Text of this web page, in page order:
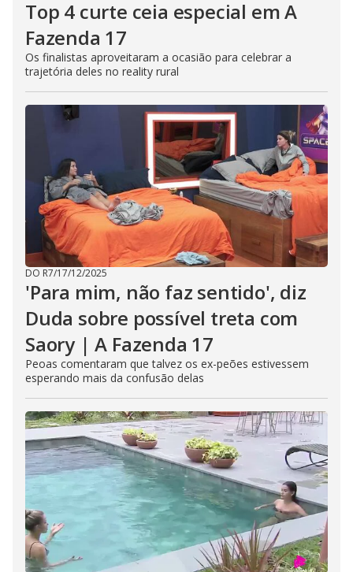
Top 4 curte ceia especial em A
Fazenda 17
Os finalistas aproveitaram a ocasião para celebrar a
trajetória deles no reality rural
DO R7/17/12/2025
'Para mim, não faz sentido', diz
Duda sobre possível treta com
Saory | A Fazenda 17
Peoas comentaram que talvez os ex-peões estivessem
esperando mais da confusão delas